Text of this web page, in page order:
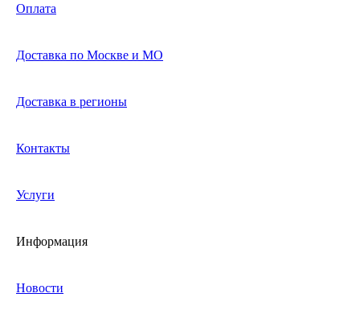
Оплата
Доставка по Москве и МО
Доставка в регионы
Контакты
Услуги
Информация
Новости